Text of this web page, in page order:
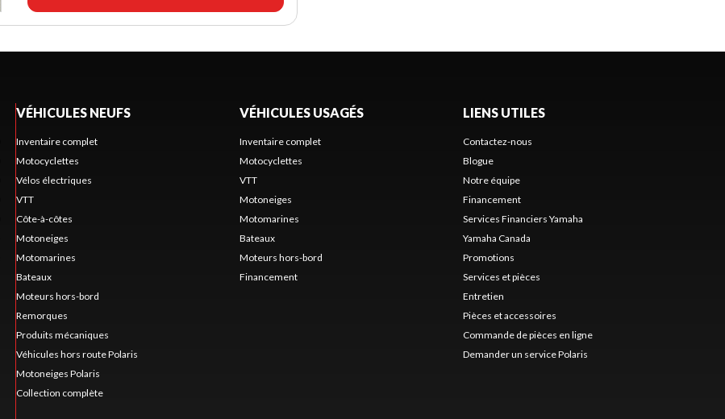
VÉHICULES NEUFS
Inventaire complet
Motocyclettes
Vélos électriques
VTT
Côte-à-côtes
Motoneiges
Motomarines
Bateaux
Moteurs hors-bord
Remorques
Produits mécaniques
Véhicules hors route Polaris
Motoneiges Polaris
Collection complète
VÉHICULES USAGÉS
Inventaire complet
Motocyclettes
VTT
Motoneiges
Motomarines
Bateaux
Moteurs hors-bord
Financement
LIENS UTILES
Contactez-nous
Blogue
Notre équipe
Financement
Services Financiers Yamaha
Yamaha Canada
Promotions
Services et pièces
Entretien
Pièces et accessoires
Commande de pièces en ligne
Demander un service Polaris